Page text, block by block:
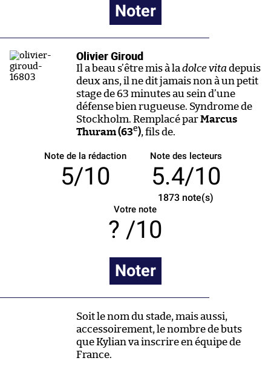
Noter
Olivier Giroud
Il a beau s’être mis à la dolce vita depuis
deux ans, il ne dit jamais non à un petit
stage de 63 minutes au sein d’une
défense bien rugueuse. Syndrome de
Stockholm. Remplacé parMarcus
Thuram (63e), fils de.
Note de la rédaction
5/10
Note des lecteurs
5.4/10
1873 note(s)
Votre note
/10
Noter
Soit le nom du stade, mais aussi,
accessoirement, le nombre de buts
que Kylian va inscrire en équipe de
France.